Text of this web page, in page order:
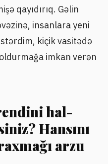
qayıdırıq. Gəlin
insanlara yeni
kiçik vasitədə
imkan verən
hal-
Hansını
arzu